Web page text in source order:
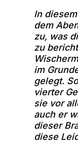
In
dem
zu, was
zu
im
gelegt.
vierter
sie vor
auch er
dieser
diese